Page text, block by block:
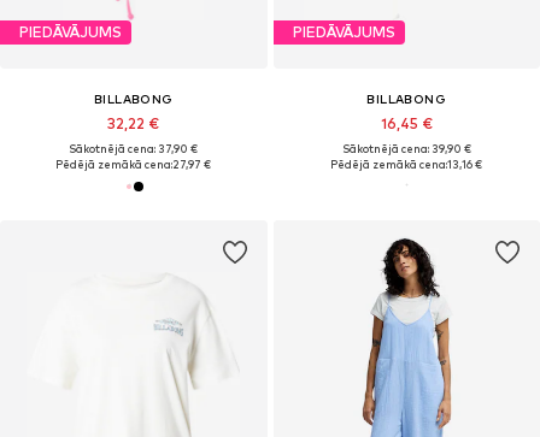
PIEDĀVĀJUMS
BILLABONG
32,22 €
Sākotnējā cena: 37,90 €
Pēdējā zemākā cena:27,97 €
PIEDĀVĀJUMS
BILLABONG
16,45 €
Sākotnējā cena: 39,90 €
Pēdējā zemākā cena:13,16 €